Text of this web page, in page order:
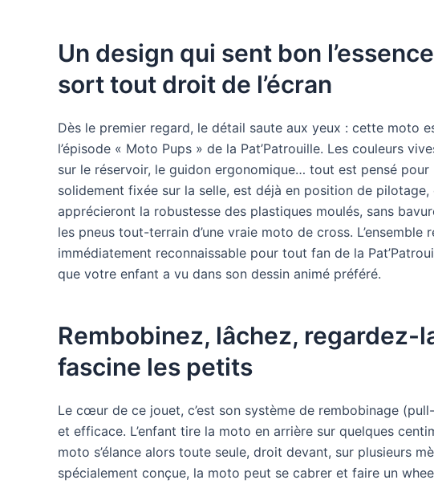
Un design qui sent bon
sort tout droit de l’écran
Dès le premier regard, le détail saute aux yeux : cette moto
l’épisode « Moto Pups » de la Pat’Patrouille. Les couleurs
sur le réservoir, le guidon ergonomique… tout est pensé pour
solidement fixée sur la selle, est déjà en position de
apprécieront la robustesse des plastiques moulés, sans
les pneus tout-terrain d’une vraie moto de cross.
immédiatement reconnaissable pour tout fan de la
que votre enfant a vu dans son dessin animé préféré.
Rembobinez, lâchez, regardez-
fascine les petits
Le cœur de ce jouet, c’est son système de rembobinage
et efficace. L’enfant tire la moto en arrière sur quelques
moto s’élance alors toute seule, droit devant, sur plusieurs
spécialement conçue, la moto peut se cabrer et faire un